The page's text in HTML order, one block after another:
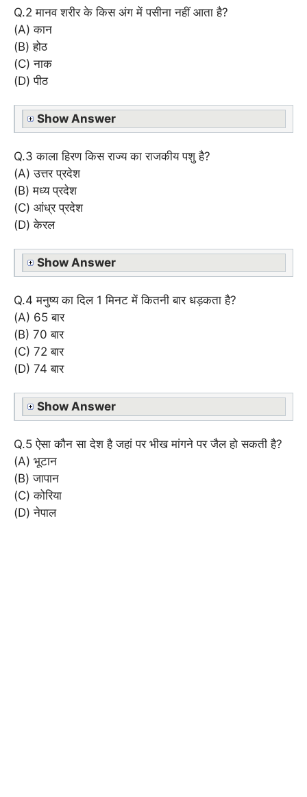
Q.2 मानव शरीर के किस अंग में पसीना नहीं आता है?
(A) कान
(B) होठ
(C) नाक
(D) पीठ
Show Answer
Q.3 काला हिरण किस राज्य का राजकीय पशु है?
(A) उत्तर प्रदेश
(B) मध्य प्रदेश
(C) आंध्र प्रदेश
(D) केरल
Show Answer
Q.4 मनुष्य का दिल 1 मिनट में कितनी बार धड़कता है?
(A) 65 बार
(B) 70 बार
(C) 72 बार
(D) 74 बार
Show Answer
Q.5 ऐसा कौन सा देश है जहां पर भीख मांगने पर जैल हो सकती है?
(A) भूटान
(B) जापान
(C) कोरिया
(D) नेपाल